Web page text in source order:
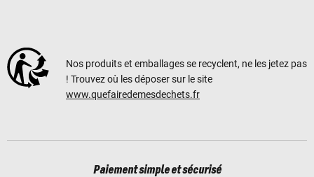
Nos produits et emballages se recyclent, ne les jetez pas
! Trouvez où les déposer sur le site
www.quefairedemesdechets.fr
Paiement simple et sécurisé